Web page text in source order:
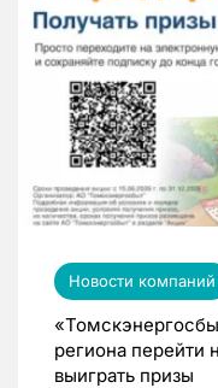
Новости компаний
региона перейти
выиграть призы